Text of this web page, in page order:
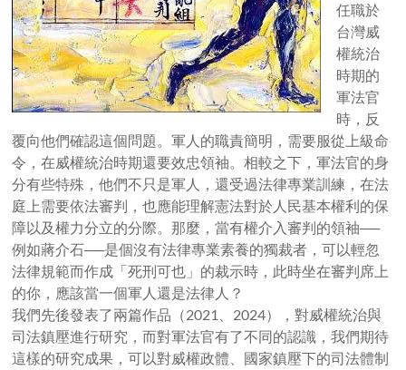
任職於
台灣威
權統治
時期的
軍法官
時，反
覆向他們確認這個問題。軍人的職責簡明，需要服從上級命
令，在威權統治時期還要效忠領袖。相較之下，軍法官的身
分有些特殊，他們不只是軍人，還受過法律專業訓練，在法
庭上需要依法審判，也應能理解憲法對於人民基本權利的保
障以及權力分立的分際。那麼，當有權介入審判的領袖──
例如蔣介石──是個沒有法律專業素養的獨裁者，可以輕忽
法律規範而作成「死刑可也」的裁示時，此時坐在審判席上
的你，應該當一個軍人還是法律人？
我們先後發表了兩篇作品（2021、2024），對威權統治與
司法鎮壓進行研究，而對軍法官有了不同的認識，我們期待
這樣的研究成果，可以對威權政體、國家鎮壓下的司法體制